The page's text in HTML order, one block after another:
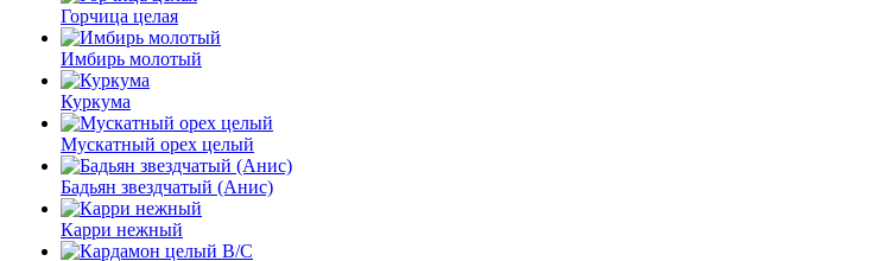
Горчица целая
Имбирь молотый
Куркума
Мускатный орех целый
Бадьян звездчатый (Анис)
Карри нежный